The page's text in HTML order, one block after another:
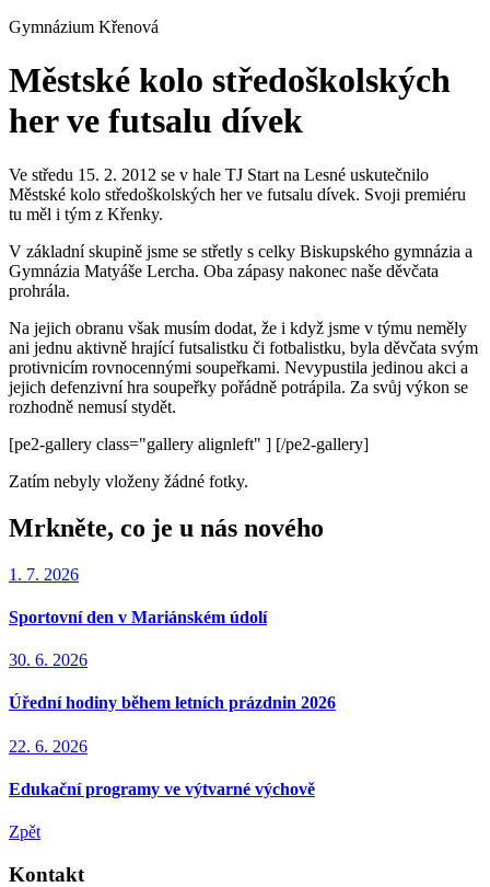
Gymnázium Křenová
Městské kolo středoškolských
her ve futsalu dívek
Ve středu 15. 2. 2012 se v hale TJ Start na Lesné uskutečnilo
Městské kolo středoškolských her ve futsalu dívek. Svoji premiéru
tu měl i tým z Křenky.
V základní skupině jsme se střetly s celky Biskupského gymnázia a
Gymnázia Matyáše Lercha. Oba zápasy nakonec naše děvčata
prohrála.
Na jejich obranu však musím dodat, že i když jsme v týmu neměly
ani jednu aktivně hrající futsalistku či fotbalistku, byla děvčata svým
protivnicím rovnocennými soupeřkami. Nevypustila jedinou akci a
jejich defenzivní hra soupeřky pořádně potrápila. Za svůj výkon se
rozhodně nemusí stydět.
[pe2-gallery class="gallery alignleft" ] [/pe2-gallery]
Zatím nebyly vloženy žádné fotky.
Mrkněte, co je u nás nového
1. 7. 2026
Sportovní den v Mariánském údolí
30. 6. 2026
Úřední hodiny během letních prázdnin 2026
22. 6. 2026
Edukační programy ve výtvarné výchově
Zpět
Kontakt